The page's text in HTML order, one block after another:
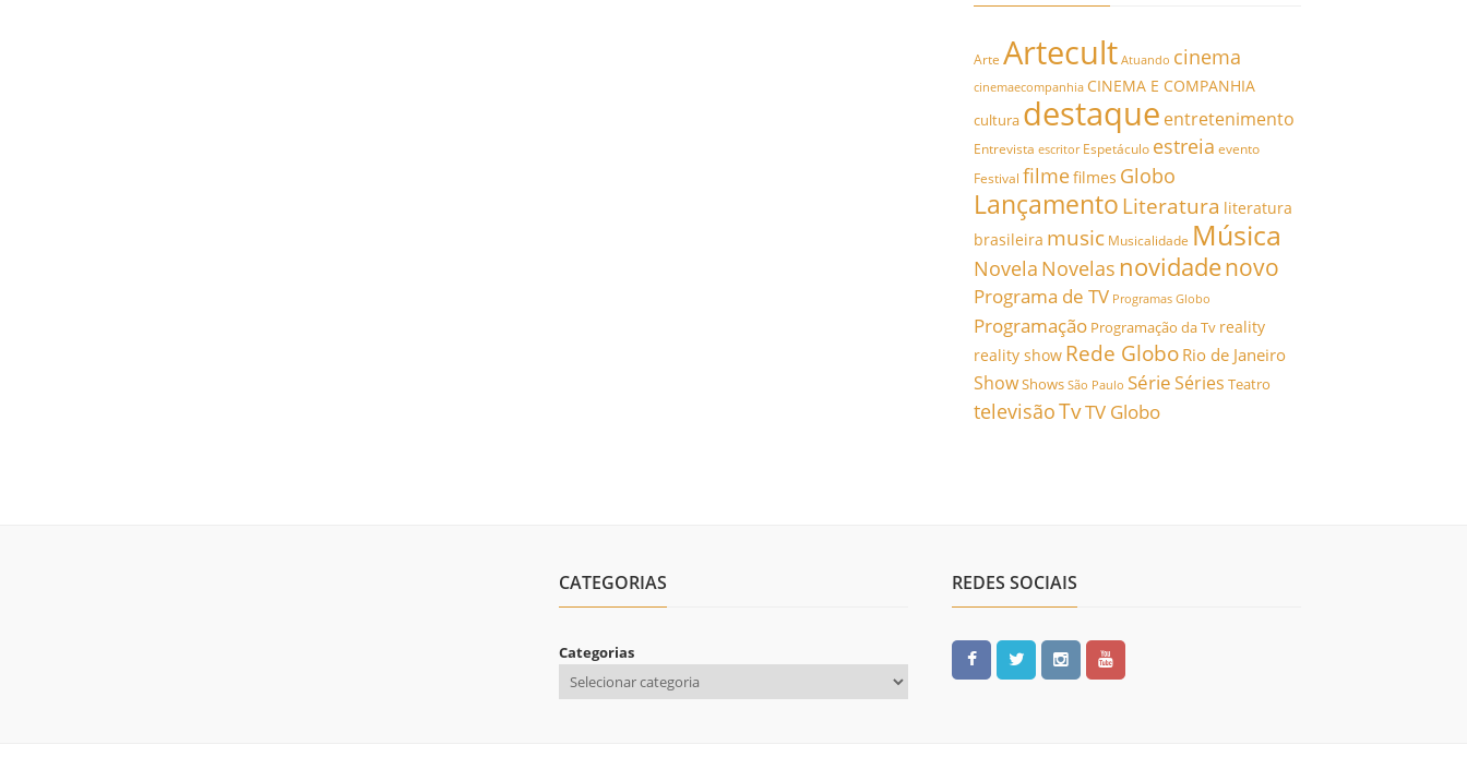
Arte Artecult Atuando cinema
cinemaecompanhia CINEMA E COMPANHIA
cultura destaque entretenimento
Entrevista escritor Espetáculo estreia evento
Festival filmefilmes Globo
Lançamento Literatura literatura
brasileira music Musicalidade Música
Novela Novelas novidadenovo
Programa de TV Programas Globo
Programação Programação da Tv reality
reality show Rede Globo Rio de Janeiro
ShowShows São Paulo SérieSéries Teatro
televisãoTvTV Globo
CATEGORIAS
Categorias
REDES SOCIAIS